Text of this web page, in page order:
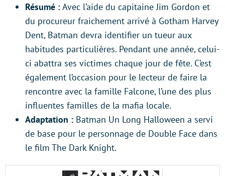
Résumé :Avec l’aide du capitaine Jim Gordon et
du procureur fraichement arrivé à Gotham Harvey
Dent, Batman devra identifier un tueur aux
habitudes particulières. Pendant une année, celui-
ci abattra ses victimes chaque jour de fête. C’est
également l’occasion pour le lecteur de faire la
rencontre avec la famille Falcone, l’une des plus
influentes familles de la mafia locale.
Adaptation : Batman Un Long Halloween a servi
de base pour le personnage de Double Face dans
le film The Dark Knight.